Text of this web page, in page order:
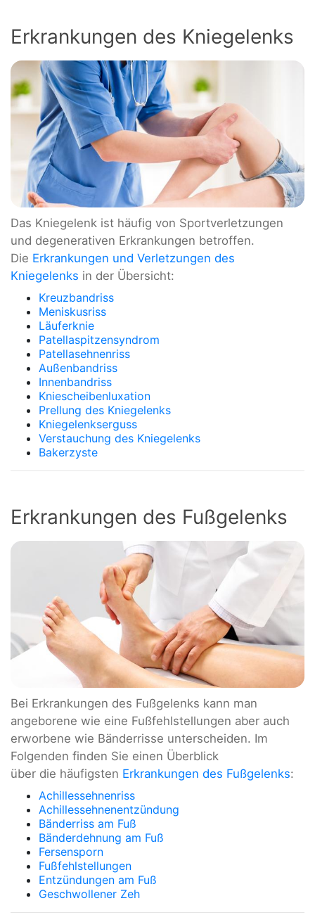
Erkrankungen des Kniegelenks
Das Kniegelenk ist häufig von Sportverletzungen
und degenerativen Erkrankungen betroffen.
Die Erkrankungen und Verletzungen des
Kniegelenks in der Übersicht:
Kreuzbandriss
Meniskusriss
Läuferknie
Patellaspitzensyndrom
Patellasehnenriss
Außenbandriss
Innenbandriss
Kniescheibenluxation
Prellung des Kniegelenks
Kniegelenkserguss
Verstauchung des Kniegelenks
Bakerzyste
Erkrankungen des Fußgelenks
Bei Erkrankungen des Fußgelenks kann man
angeborene wie eine Fußfehlstellungen aber auch
erworbene wie Bänderrisse unterscheiden. Im
Folgenden finden Sie einen Überblick
über die häufigsten Erkrankungen des Fußgelenks:
Achillessehnenriss
Achillessehnenentzündung
Bänderriss am Fuß
Bänderdehnung am Fuß
Fersensporn
Fußfehlstellungen
Entzündungen am Fuß
Geschwollener Zeh